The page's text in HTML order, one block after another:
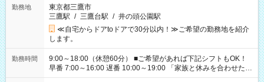
勤務地
東京都三鷹市
三鷹駅 / 三鷹台駅 / 井の頭公園駅
≪自宅からドアtoドアで30分以内！≫ご希望の勤務地を紹介
します。
勤務時間
9:00～18:00（休憩60分） ■ご希望があれば下記シフトもOK！
早番 7:00～16:00 遅番 10:00～19:00 「家族と休みを合わせた
い」 「余裕を持って夕飯の準備がしたい」 「できれば残業はし